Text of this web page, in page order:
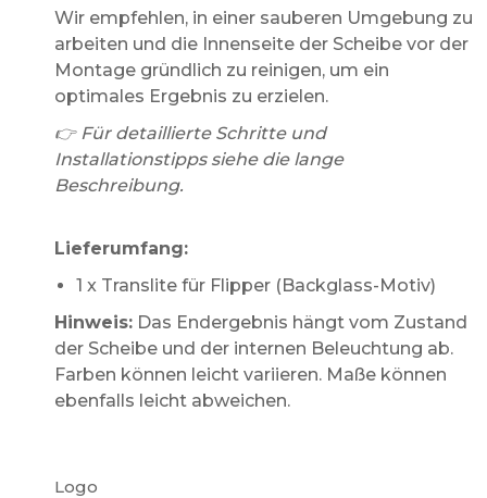
Wir empfehlen, in einer sauberen Umgebung zu
arbeiten und die Innenseite der Scheibe vor der
Montage gründlich zu reinigen, um ein
optimales Ergebnis zu erzielen.
👉 Für detaillierte Schritte und
Installationstipps siehe die lange
Beschreibung.
Lieferumfang:
1 x Translite für Flipper (Backglass-Motiv)
Hinweis: Das Endergebnis hängt vom Zustand
der Scheibe und der internen Beleuchtung ab.
Farben können leicht variieren. Maße können
ebenfalls leicht abweichen.
Logo